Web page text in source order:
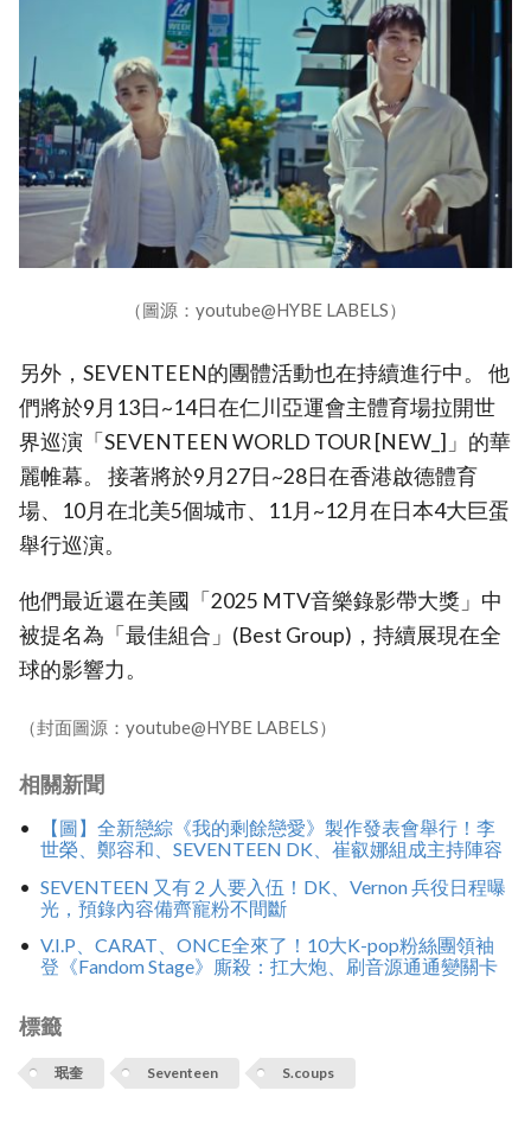
（圖源：youtube@HYBE LABELS）
另外，SEVENTEEN的團體活動也在持續進行中。 他
們將於9月13日~14日在仁川亞運會主體育場拉開世
界巡演「SEVENTEEN WORLD TOUR [NEW_]」的華
麗帷幕。 接著將於9月27日~28日在香港啟德體育
場、10月在北美5個城市、11月~12月在日本4大巨蛋
舉行巡演。
他們最近還在美國「2025 MTV音樂錄影帶大獎」中
被提名為「最佳組合」(Best Group)，持續展現在全
球的影響力。
（封面圖源：youtube@HYBE LABELS）
相關新聞
【圖】全新戀綜《我的剩餘戀愛》製作發表會舉行！李
世榮、鄭容和、SEVENTEEN DK、崔叡娜組成主持陣容
SEVENTEEN 又有 2 人要入伍！DK、Vernon 兵役日程曝
光，預錄內容備齊寵粉不間斷
V.I.P、CARAT、ONCE全來了！10大K-pop粉絲團領袖
登《Fandom Stage》廝殺：扛大炮、刷音源通通變關卡
標籤
珉奎 Seventeen S.coups